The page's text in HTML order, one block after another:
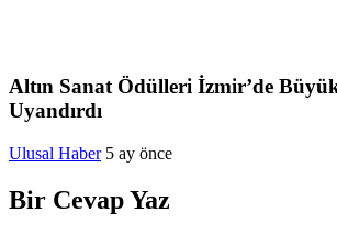
Altın Sanat Ödülleri İzmir’de
Uyandırdı
Ulusal Haber 5 ay önce
Bir Cevap Yaz